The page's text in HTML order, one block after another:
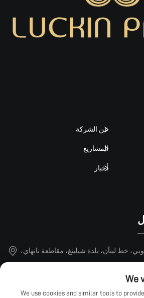
عن الشركة
المشاريع
أخبار
خط لينآن، بلدة شيلينغ، مقاطعة نانهاي،
We
We use cookies and similar tools to